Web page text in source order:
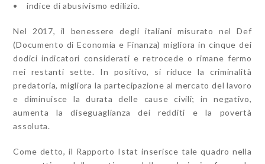
• indice di abusivismo edilizio.
Nel 2017, il benessere degli italiani misurato nel Def
(Documento di Economia e Finanza) migliora in cinque dei
dodici indicatori considerati e retrocede o rimane fermo
nei restanti sette. In positivo, si riduce la criminalità
predatoria, migliora la partecipazione al mercato del lavoro
e diminuisce la durata delle cause civili; in negativo,
aumenta la diseguaglianza dei redditi e la povertà
assoluta.
Come detto, il Rapporto Istat inserisce tale quadro nella